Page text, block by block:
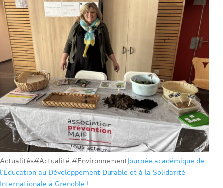
Actualités#Actualité #EnvironnementJournée académique de
l’Éducation au Développement Durable et à la Solidarité
Internationale à Grenoble !